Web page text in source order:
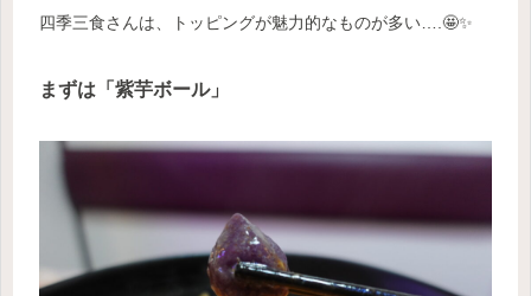
四季三食さんは、トッピングが魅力的なものが多い….🤩✨
まずは「紫芋ボール」